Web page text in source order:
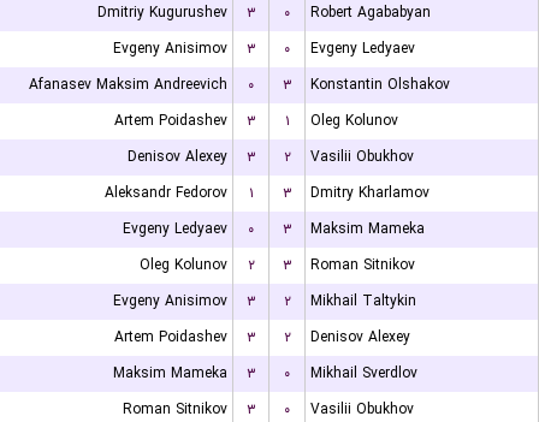
Dmitriy Kugurushev
۳ ۰
Robert Agababyan
Evgeny Anisimov
۳ ۰
Evgeny Ledyaev
Afanasev Maksim Andreevich
۰ ۳
Konstantin Olshakov
Artem Poidashev
۳ ۱
Oleg Kolunov
Denisov Alexey
۳ ۲
Vasilii Obukhov
Aleksandr Fedorov
۱ ۳
Dmitry Kharlamov
Evgeny Ledyaev
۰ ۳
Maksim Mameka
Oleg Kolunov
۲ ۳
Roman Sitnikov
Evgeny Anisimov
۳ ۲
Mikhail Taltykin
Artem Poidashev
۳ ۲
Denisov Alexey
Maksim Mameka
۳ ۰
Mikhail Sverdlov
Roman Sitnikov
۳ ۰
Vasilii Obukhov